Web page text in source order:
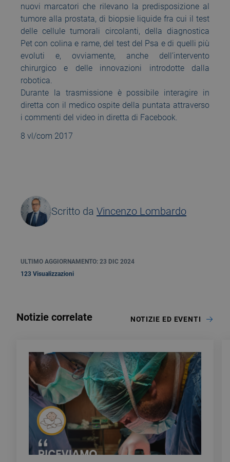
nuovi marcatori che rilevano la predisposizione al
tumore alla prostata, di biopsie liquide fra cui il test
delle cellule tumorali circolanti, della diagnostica
Pet con colina e rame, del test del Psa e di quelli più
evoluti e, ovviamente, anche dell’intervento
chirurgico e delle innovazioni introdotte dalla
robotica.
Durante la trasmissione è possibile interagire in
diretta con il medico ospite della puntata attraverso
i commenti del video in diretta di Facebook.
8 vl/com 2017
Scritto da Vincenzo Lombardo
ULTIMO AGGIORNAMENTO: 23 DIC 2024
123 Visualizzazioni
Notizie correlate NOTIZIE ED EVENTI